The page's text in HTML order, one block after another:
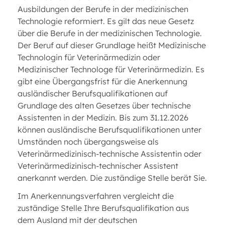
Ausbildungen der Berufe in der medizinischen
Technologie reformiert. Es gilt das neue Gesetz
über die Berufe in der medizinischen Technologie.
Der Beruf auf dieser Grundlage heißt Medizinische
Technologin für Veterinärmedizin oder
Medizinischer Technologe für Veterinärmedizin. Es
gibt eine Übergangsfrist für die Anerkennung
ausländischer Berufsqualifikationen auf
Grundlage des alten Gesetzes über technische
Assistenten in der Medizin. Bis zum 31.12.2026
können ausländische Berufsqualifikationen unter
Umständen noch übergangsweise als
Veterinärmedizinisch-technische Assistentin oder
Veterinärmedizinisch-technischer Assistent
anerkannt werden. Die zuständige Stelle berät Sie.
Im Anerkennungsverfahren vergleicht die
zuständige Stelle Ihre Berufsqualifikation aus
dem Ausland mit der deutschen